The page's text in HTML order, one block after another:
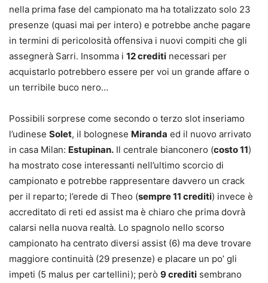
nella prima fase del campionato ma ha totalizzato solo 23
presenze (quasi mai per intero) e potrebbe anche pagare
in termini di pericolosità offensiva i nuovi compiti che gli
assegnerà Sarri. Insomma i 12 crediti necessari per
acquistarlo potrebbero essere per voi un grande affare o
un terribile buco nero…
Possibili sorprese come secondo o terzo slot inseriamo
l’udinese Solet, il bolognese Miranda ed il nuovo arrivato
in casa Milan: Estupinan. Il centrale bianconero (costo 11)
ha mostrato cose interessanti nell’ultimo scorcio di
campionato e potrebbe rappresentare davvero un crack
per il reparto; l’erede di Theo (sempre 11 crediti) invece è
accreditato di reti ed assist ma è chiaro che prima dovrà
calarsi nella nuova realtà. Lo spagnolo nello scorso
campionato ha centrato diversi assist (6) ma deve trovare
maggiore continuità (29 presenze) e placare un po’ gli
impeti (5 malus per cartellini); però 9 crediti sembrano